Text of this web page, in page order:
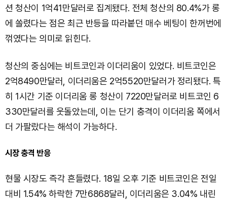
션 청산이 1억41만달러로 집계됐다. 전체 청산의 80.4%가 롱
에 쏠렸다는 점은 최근 반등을 따라붙던 매수 베팅이 한꺼번에
꺾였다는 의미로 읽힌다.
청산의 중심에는 비트코인과 이더리움이 있었다. 비트코인은
2억8490만달러, 이더리움은 2억5520만달러가 정리됐다. 특
히 1시간 기준 이더리움 롱 청산이 7220만달러로 비트코인 6
330만달러를 웃돌았는데, 이는 단기 충격이 이더리움 쪽에서
더 가팔랐다는 해석이 가능하다.
시장 충격 반응
현물 시장도 즉각 흔들렸다. 18일 오후 기준 비트코인은 전일
대비 1.54% 하락한 7만6868달러, 이더리움은 3.04% 내린